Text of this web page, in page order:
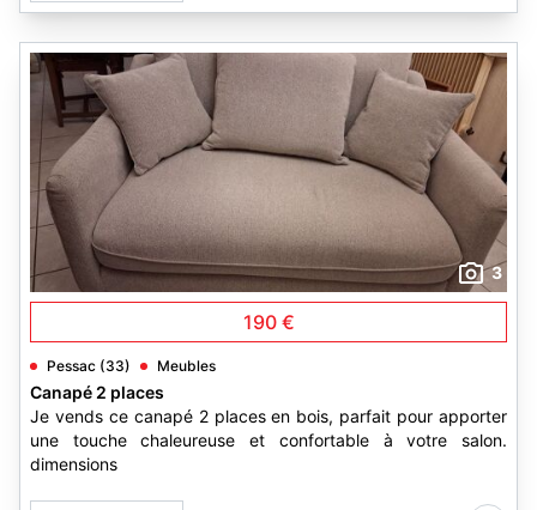
3
190 €
Pessac (33) Meubles
Canapé 2 places
Je vends ce canapé 2 places en bois, parfait pour apporter
une touche chaleureuse et confortable à votre salon.
dimensions